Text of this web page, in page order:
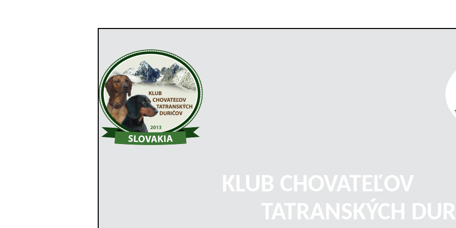
KLUB CHOVATEĽOV
TATRANSKÝCH